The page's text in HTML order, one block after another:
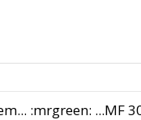
:mrgreen: ...MF